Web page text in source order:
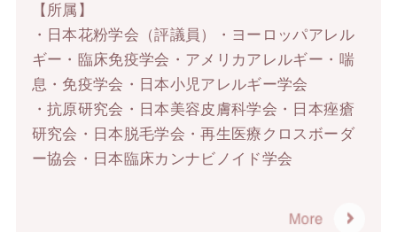
【所属】
・日本花粉学会（評議員）・ヨーロッパアレル
ギー・臨床免疫学会・アメリカアレルギー・喘
息・免疫学会・日本小児アレルギー学会
・抗原研究会・日本美容皮膚科学会・日本痤瘡
研究会・日本脱毛学会・再生医療クロスボーダ
ー協会・日本臨床カンナビノイド学会